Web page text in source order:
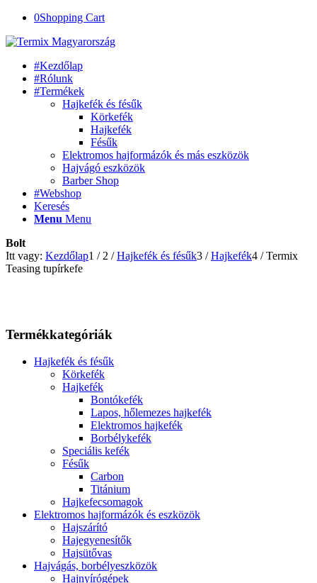
0Shopping Cart
#Kezdőlap
#Rólunk
#Termékek
Hajkefék és fésűk
Körkefék
Hajkefék
Fésűk
Elektromos hajformázók és más eszközök
Hajvágó eszközök
Barber Shop
#Webshop
Keresés
Menu Menu
Bolt
Itt vagy: Kezdőlap1 / 2 / Hajkefék és fésűk3 / Hajkefék4 / Termix
Teasing tupírkefe
Termékkategóriák
Hajkefék és fésűk
Körkefék
Hajkefék
Bontókefék
Lapos, hőlemezes hajkefék
Elektromos hajkefék
Borbélykefék
Speciális kefék
Fésűk
Carbon
Titánium
Hajkefecsomagok
Elektromos hajformázók és eszközök
Hajszárító
Hajegyenesítők
Hajsütővas
Hajvágás, borbélyeszközök
Hajnyírógépek